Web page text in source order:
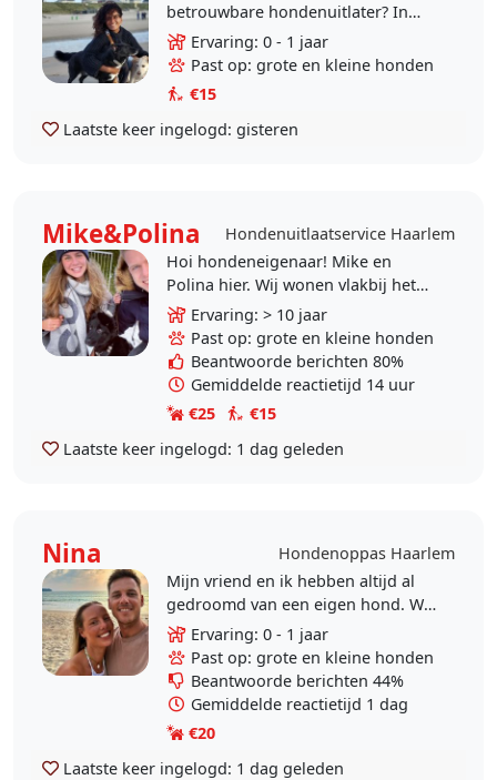
betrouwbare hondenuitlater? In
Vijfhuizen, Haarlem en omgeving?
Ik ben Robin en naast dat ik zelf 2
Roemeense..
Ervaring: 0 - 1 jaar
Past op: grote en kleine honden
€15
Laatste keer ingelogd: gisteren
Mike&Polina
Hondenuitlaatservice Haarlem
Hoi hondeneigenaar! Mike en
Polina hier. Wij wonen vlakbij het
centrum van Haarlem. Wij houden
enorm van dieren, en ook van
reizen. Dat is niet..
Ervaring: > 10 jaar
Past op: grote en kleine honden
Beantwoorde berichten 80%
Gemiddelde reactietijd 14 uur
€25
€15
Laatste keer ingelogd: 1 dag geleden
Nina
Hondenoppas Haarlem
Mijn vriend en ik hebben altijd al
gedroomd van een eigen hond. We
stonden een paar keer op het punt
om een hondenvriend bij ons thuis
te verwelkomen..
Ervaring: 0 - 1 jaar
Past op: grote en kleine honden
Beantwoorde berichten 44%
Gemiddelde reactietijd 1 dag
€20
Laatste keer ingelogd: 1 dag geleden